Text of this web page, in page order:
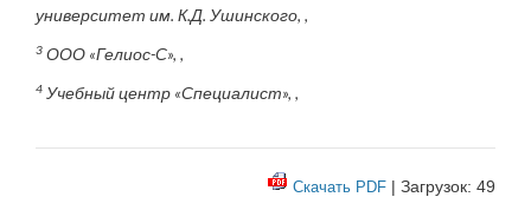
университет им. К.Д. Ушинского, ,
3 ООО «Гелиос-С», ,
4 Учебный центр «Специалист», ,
Скачать PDF | Загрузок: 49